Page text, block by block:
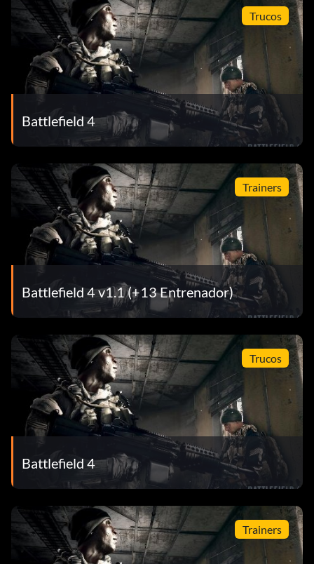
Trucos
Battlefield 4
Trainers
Battlefield 4 v1.1 (+13 Entrenador)
Trucos
Battlefield 4
Trainers